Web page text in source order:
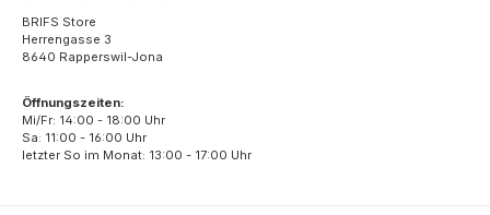
BRIFS Store
Herrengasse 3
8640 Rapperswil-Jona
Öffnungszeiten:
Mi/Fr: 14:00 - 18:00 Uhr
Sa: 11:00 - 16:00 Uhr
letzter So im Monat: 13:00 - 17:00 Uhr